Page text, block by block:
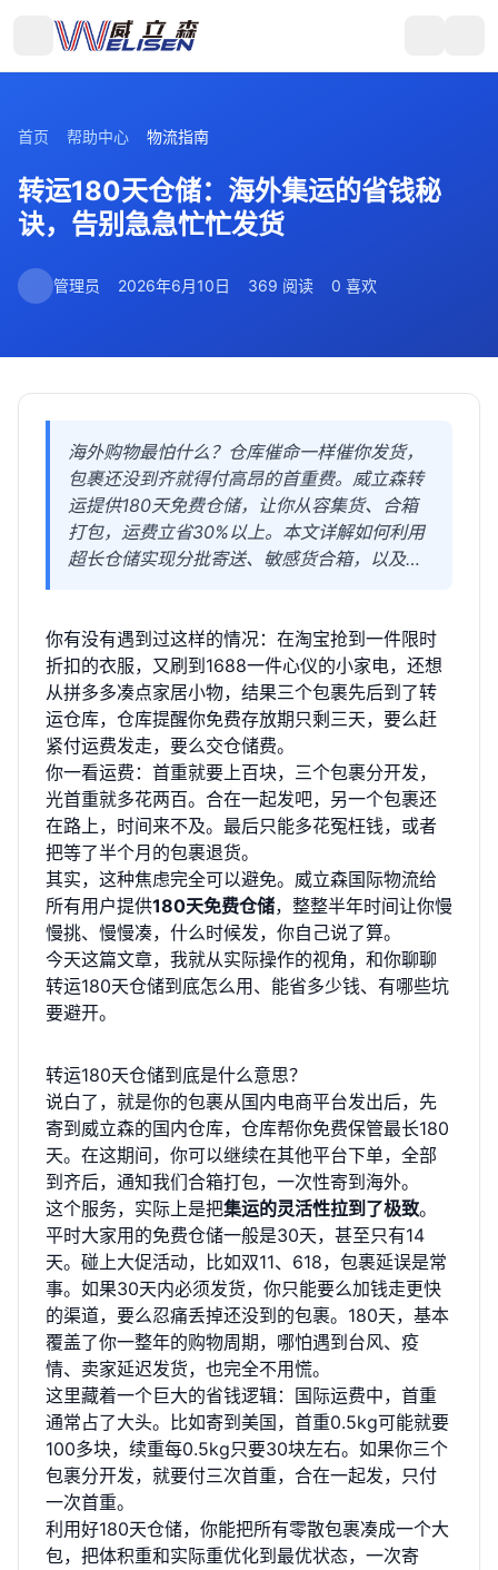
首页 帮助中心 物流指南
转运180天仓储：海外集运的省钱秘
诀，告别急急忙忙发货
管理员 2026年6月10日 369 阅读 0 喜欢
海外购物最怕什么？仓库催命一样催你发货，
包裹还没到齐就得付高昂的首重费。威立森转
运提供180天免费仓储，让你从容集货、合箱
打包，运费立省30%以上。本文详解如何利用
超长仓储实现分批寄送、敏感货合箱，以及集
你有没有遇到过这样的情况：在淘宝抢到一件限时
折扣的衣服，又刷到1688一件心仪的小家电，还想
从拼多多凑点家居小物，结果三个包裹先后到了转
运仓库，仓库提醒你免费存放期只剩三天，要么赶
紧付运费发走，要么交仓储费。
你一看运费：首重就要上百块，三个包裹分开发，
光首重就多花两百。合在一起发吧，另一个包裹还
在路上，时间来不及。最后只能多花冤枉钱，或者
把等了半个月的包裹退货。
其实，这种焦虑完全可以避免。威立森国际物流给
所有用户提供180天免费仓储，整整半年时间让你慢
慢挑、慢慢凑，什么时候发，你自己说了算。
今天这篇文章，我就从实际操作的视角，和你聊聊
转运180天仓储到底怎么用、能省多少钱、有哪些坑
要避开。
转运180天仓储到底是什么意思？
说白了，就是你的包裹从国内电商平台发出后，先
寄到威立森的国内仓库，仓库帮你免费保管最长180
天。在这期间，你可以继续在其他平台下单，全部
到齐后，通知我们合箱打包，一次性寄到海外。
这个服务，实际上是把集运的灵活性拉到了极致。
平时大家用的免费仓储一般是30天，甚至只有14
天。碰上大促活动，比如双11、618，包裹延误是常
事。如果30天内必须发货，你只能要么加钱走更快
的渠道，要么忍痛丢掉还没到的包裹。180天，基本
覆盖了你一整年的购物周期，哪怕遇到台风、疫
情、卖家延迟发货，也完全不用慌。
这里藏着一个巨大的省钱逻辑：国际运费中，首重
通常占了大头。比如寄到美国，首重0.5kg可能就要
100多块，续重每0.5kg只要30块左右。如果你三个
包裹分开发，就要付三次首重，合在一起发，只付
一次首重。
利用好180天仓储，你能把所有零散包裹凑成一个大
包，把体积重和实际重优化到最优状态，一次寄